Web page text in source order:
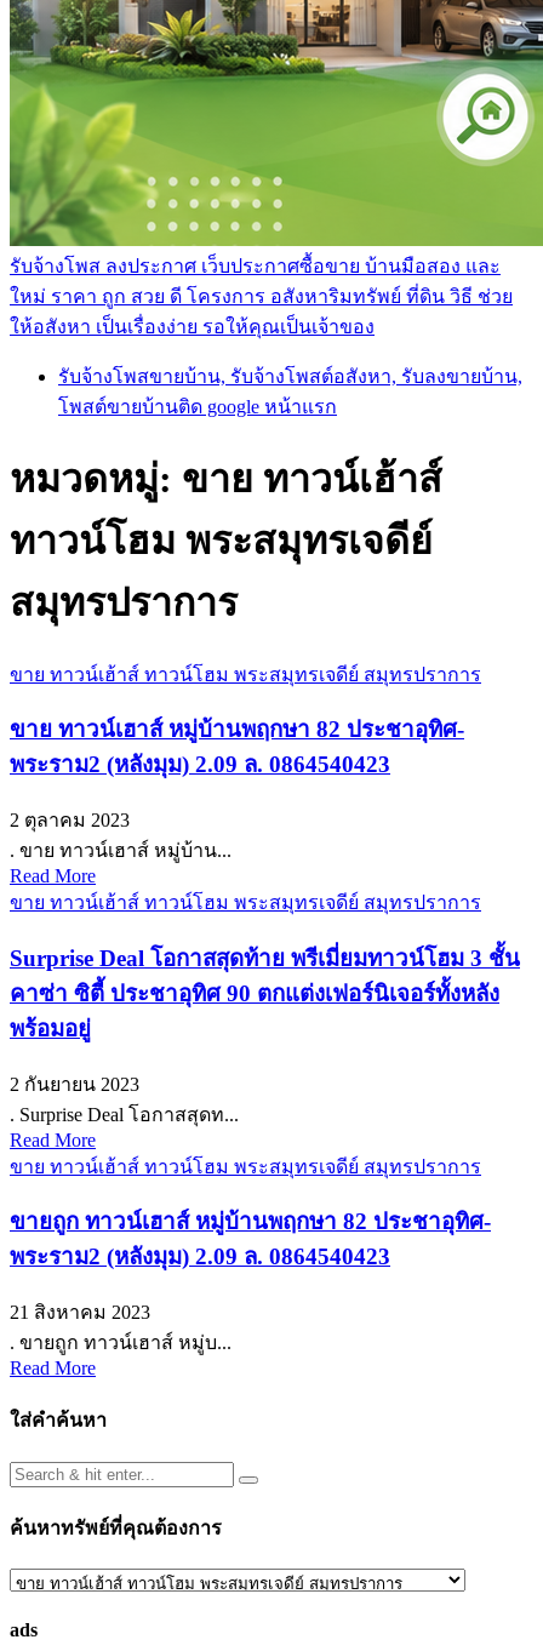
รับจ้างโพส ลงประกาศ เว็บประกาศซื้อขาย บ้านมือสอง และ
ใหม่ ราคา ถูก สวย ดี โครงการ อสังหาริมทรัพย์ ที่ดิน วิธี ช่วย
ให้อสังหา เป็นเรื่องง่าย รอให้คุณเป็นเจ้าของ
รับจ้างโพสขายบ้าน, รับจ้างโพสต์อสังหา, รับลงขายบ้าน,
โพสต์ขายบ้านติด google หน้าแรก
หมวดหมู่: ขาย ทาวน์เฮ้าส์
ทาวน์โฮม พระสมุทรเจดีย์
สมุทรปราการ
ขาย ทาวน์เฮ้าส์ ทาวน์โฮม พระสมุทรเจดีย์ สมุทรปราการ
ขาย ทาวน์เฮาส์ หมู่บ้านพฤกษา 82 ประชาอุทิศ-
พระราม2 (หลังมุม) 2.09 ล. 0864540423
2 ตุลาคม 2023
. ขาย ทาวน์เฮาส์ หมู่บ้าน...
Read More
ขาย ทาวน์เฮ้าส์ ทาวน์โฮม พระสมุทรเจดีย์ สมุทรปราการ
Surprise Deal โอกาสสุดท้าย พรีเมี่ยมทาวน์โฮม 3 ชั้น
คาซ่า ซิตี้ ประชาอุทิศ 90 ตกแต่งเฟอร์นิเจอร์ทั้งหลัง
พร้อมอยู่
2 กันยายน 2023
. Surprise Deal โอกาสสุดท...
Read More
ขาย ทาวน์เฮ้าส์ ทาวน์โฮม พระสมุทรเจดีย์ สมุทรปราการ
ขายถูก ทาวน์เฮาส์ หมู่บ้านพฤกษา 82 ประชาอุทิศ-
พระราม2 (หลังมุม) 2.09 ล. 0864540423
21 สิงหาคม 2023
. ขายถูก ทาวน์เฮาส์ หมู่บ...
Read More
ใส่คำค้นหา
ค้นหาทรัพย์ที่คุณต้องการ
ค้นหา
ที่
ads